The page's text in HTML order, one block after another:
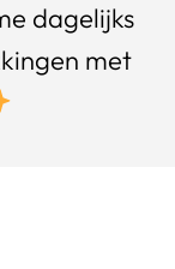
dagelijks
met